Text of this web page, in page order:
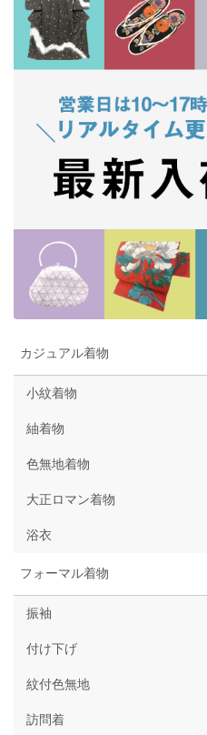
カジュアル着物
小紋着物
紬着物
色無地着物
大正ロマン着物
浴衣
フォーマル着物
振袖
付け下げ
紋付色無地
訪問着